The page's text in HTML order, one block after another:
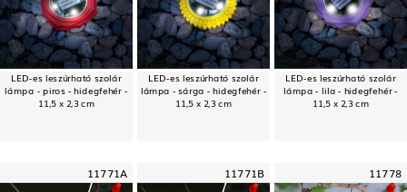
LED-es leszúrható szolár
lámpa - piros - hidegfehér -
11,5 x 2,3 cm
LED-es leszúrható szolár
lámpa - sárga - hidegfehér -
11,5 x 2,3 cm
LED-es leszúrható szolár
lámpa - lila - hidegfehér -
11,5 x 2,3 cm
11771A 11771B 11778